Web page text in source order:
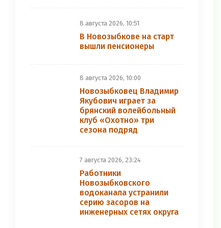
8 августа 2026, 10:51
В Новозыбкове на старт
вышли пенсионеры
8 августа 2026, 10:00
Новозыбковец Владимир
Якубович играет за
брянский волейбольный
клуб «Охотно» три
сезона подряд
7 августа 2026, 23:24
Работники
Новозыбковского
водоканала устранили
серию засоров на
инженерных сетях округа